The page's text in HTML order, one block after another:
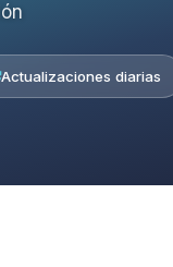
Actualizaciones diarias